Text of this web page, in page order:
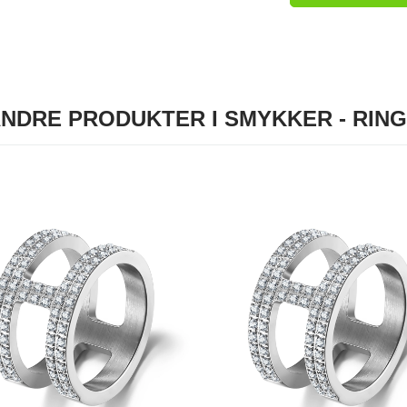
PRODUKTER I SMYKKER -